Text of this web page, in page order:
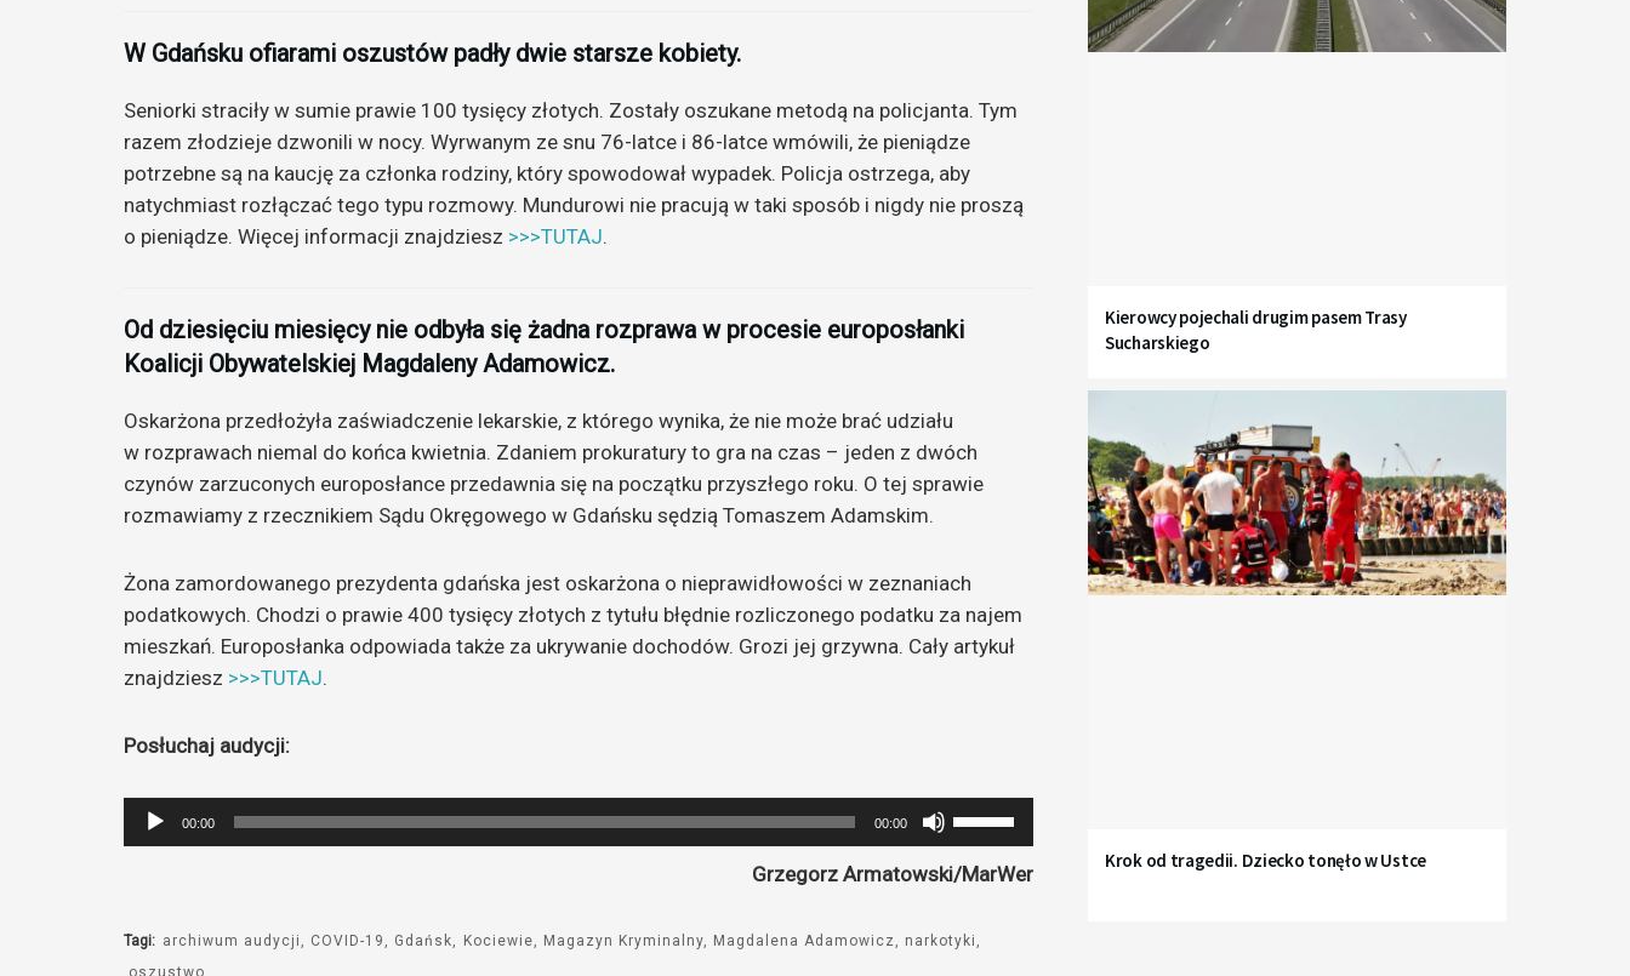
W Gdańsku ofiarami oszustów padły dwie starsze kobiety.
Seniorki straciły w sumie prawie 100 tysięcy złotych. Zostały oszukane metodą na policjanta. Tym
razem złodzieje dzwonili w nocy. Wyrwanym ze snu 76-latce i 86-latce wmówili, że pieniądze
potrzebne są na kaucję za członka rodziny, który spowodował wypadek. Policja ostrzega, aby
natychmiast rozłączać tego typu rozmowy. Mundurowi nie pracują w taki sposób i nigdy nie proszą
o pieniądze. Więcej informacji znajdziesz >>>TUTAJ.
Od dziesięciu miesięcy nie odbyła się żadna rozprawa w procesie europosłanki
Koalicji Obywatelskiej Magdaleny Adamowicz.
Oskarżona przedłożyła zaświadczenie lekarskie, z którego wynika, że nie może brać udziału
w rozprawach niemal do końca kwietnia. Zdaniem prokuratury to gra na czas – jeden z dwóch
czynów zarzuconych europosłance przedawnia się na początku przyszłego roku. O tej sprawie
rozmawiamy z rzecznikiem Sądu Okręgowego w Gdańsku sędzią Tomaszem Adamskim.
Żona zamordowanego prezydenta gdańska jest oskarżona o nieprawidłowości w zeznaniach
podatkowych. Chodzi o prawie 400 tysięcy złotych z tytułu błędnie rozliczonego podatku za najem
mieszkań. Europosłanka odpowiada także za ukrywanie dochodów. Grozi jej grzywna. Cały artykuł
znajdziesz >>>TUTAJ.
Posłuchaj audycji:
Odtwarzacz
plików
00:00 00:00
strzałek
do
oraz
Grzegorz Armatowski/MarWer
Tagi: archiwum audycji COVID-19 Gdańsk Kociewie Magazyn Kryminalny Magdalena Adamowicz
narkotyki
Kierowcy pojechali drugim pasem Trasy
Sucharskiego
Krok od tragedii. Dziecko tonęło w Ustce